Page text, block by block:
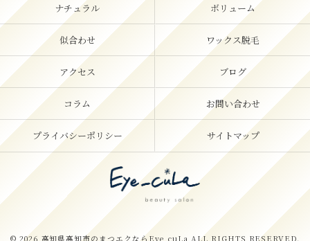
ナチュラル ボリューム
似合わせ ワックス脱毛
アクセス ブログ
コラム お問い合わせ
プライバシーポリシー サイトマップ
© 2026 高知県高知市のまつエクならEye_cuLa ALL RIGHTS RESERVED.